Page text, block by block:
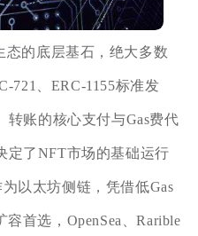
态的底层基石，绝大多数
721、ERC-1155标准发
账的核心支付与Gas费代
定了NFT市场的基础运行
以太坊侧链，凭借低Gas
首选，OpenSea、Rarible